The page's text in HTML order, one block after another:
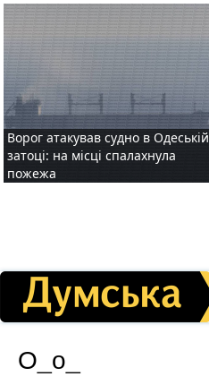
Ворог атакував судно в Одеській
затоці: на місці спалахнула
пожежа
О_о_